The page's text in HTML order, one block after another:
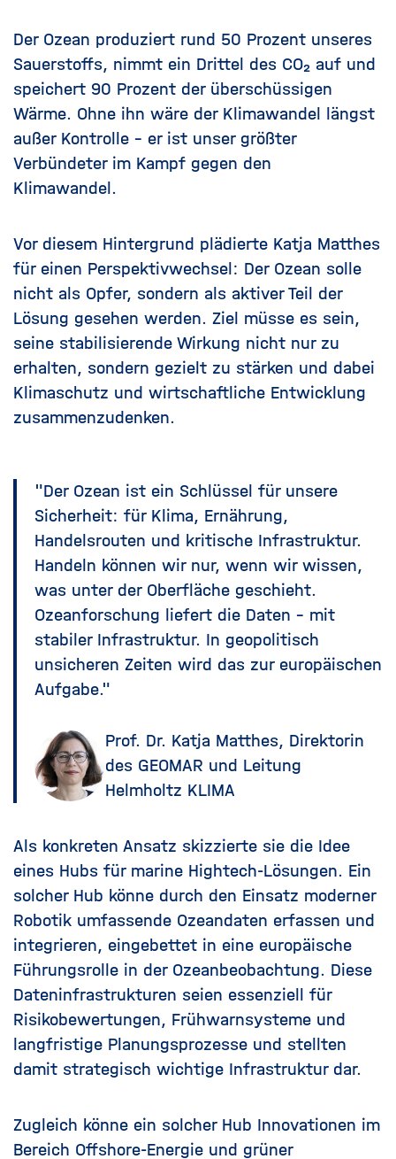
Der Ozean produziert rund 50 Prozent unseres
Sauerstoffs, nimmt ein Drittel des CO₂ auf und
speichert 90 Prozent der überschüssigen
Wärme. Ohne ihn wäre der Klimawandel längst
außer Kontrolle – er ist unser größter
Verbündeter im Kampf gegen den
Klimawandel.
Vor diesem Hintergrund plädierte Katja Matthes
für einen Perspektivwechsel: Der Ozean solle
nicht als Opfer, sondern als aktiver Teil der
Lösung gesehen werden. Ziel müsse es sein,
seine stabilisierende Wirkung nicht nur zu
erhalten, sondern gezielt zu stärken und dabei
Klimaschutz und wirtschaftliche Entwicklung
zusammenzudenken.
"Der Ozean ist ein Schlüssel für unsere
Sicherheit: für Klima, Ernährung,
Handelsrouten und kritische Infrastruktur.
Handeln können wir nur, wenn wir wissen,
was unter der Oberfläche geschieht.
Ozeanforschung liefert die Daten – mit
stabiler Infrastruktur. In geopolitisch
unsicheren Zeiten wird das zur europäischen
Aufgabe."
Prof. Dr. Katja Matthes, Direktorin
des GEOMAR und Leitung
Helmholtz KLIMA
Als konkreten Ansatz skizzierte sie die Idee
eines Hubs für marine Hightech-Lösungen. Ein
solcher Hub könne durch den Einsatz moderner
Robotik umfassende Ozeandaten erfassen und
integrieren, eingebettet in eine europäische
Führungsrolle in der Ozeanbeobachtung. Diese
Dateninfrastrukturen seien essenziell für
Risikobewertungen, Frühwarnsysteme und
langfristige Planungsprozesse und stellten
damit strategisch wichtige Infrastruktur dar.
Zugleich könne ein solcher Hub Innovationen im
Bereich Offshore-Energie und grüner